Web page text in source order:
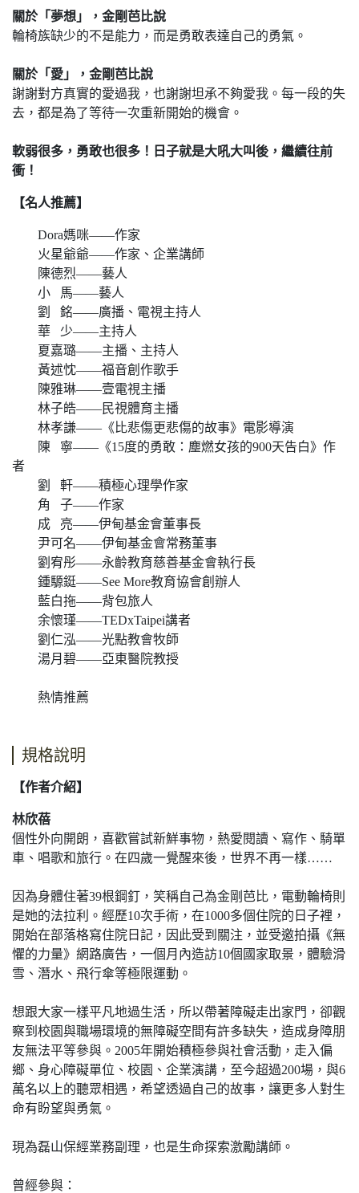
關於「夢想」，金剛芭比說
輪椅族缺少的不是能力，而是勇敢表達自己的勇氣。
關於「愛」，金剛芭比說
謝謝對方真實的愛過我，也謝謝坦承不夠愛我。每一段的失
去，都是為了等待一次重新開始的機會。
軟弱很多，勇敢也很多！日子就是大吼大叫後，繼續往前
衝！
【名人推薦】
Dora媽咪——作家
火星爺爺——作家、企業講師
陳德烈——藝人
小 馬——藝人
劉 銘——廣播、電視主持人
華 少——主持人
夏嘉璐——主播、主持人
黃述忱——福音創作歌手
陳雅琳——壹電視主播
林子皓——民視體育主播
林孝謙——《比悲傷更悲傷的故事》電影導演
陳 寧——《15度的勇敢：塵燃女孩的900天告白》作
者
劉 軒——積極心理學作家
角 子——作家
成 亮——伊甸基金會董事長
尹可名——伊甸基金會常務董事
劉宥彤——永齡教育慈善基金會執行長
鍾騵鋌——See More教育協會創辦人
藍白拖——背包旅人
余懷瑾——TEDxTaipei講者
劉仁泓——光點教會牧師
湯月碧——亞東醫院教授
熱情推薦
規格說明
【作者介紹】
林欣蓓
個性外向開朗，喜歡嘗試新鮮事物，熱愛閱讀、寫作、騎單
車、唱歌和旅行。在四歲一覺醒來後，世界不再一樣……
因為身體住著39根鋼釘，笑稱自己為金剛芭比，電動輪椅則
是她的法拉利。經歷10次手術，在1000多個住院的日子裡，
開始在部落格寫住院日記，因此受到關注，並受邀拍攝《無
懼的力量》網路廣告，一個月內造訪10個國家取景，體驗滑
雪、潛水、飛行傘等極限運動。
想跟大家一樣平凡地過生活，所以帶著障礙走出家門，卻觀
察到校園與職場環境的無障礙空間有許多缺失，造成身障朋
友無法平等參與。2005年開始積極參與社會活動，走入偏
鄉、身心障礙單位、校園、企業演講，至今超過200場，與6
萬名以上的聽眾相遇，希望透過自己的故事，讓更多人對生
命有盼望與勇氣。
現為磊山保經業務副理，也是生命探索激勵講師。
曾經參與：